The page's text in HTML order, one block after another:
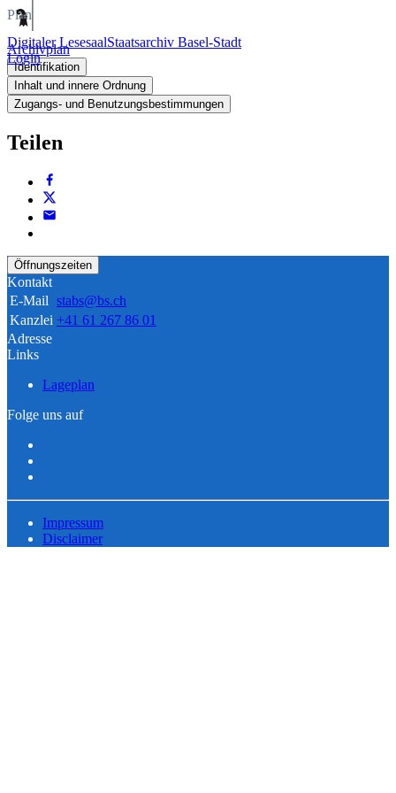
Digitaler LesesaalStaatsarchiv Basel-Stadt
Login
Plan
Archivplan
Identifikation
Inhalt und innere Ordnung
Zugangs- und Benutzungsbestimmungen
Teilen
Öffnungszeiten
Kontakt
E-Mail stabs@bs.ch
Kanzlei +41 61 267 86 01
Adresse
Links
Lageplan
Folge uns auf
Impressum
Disclaimer